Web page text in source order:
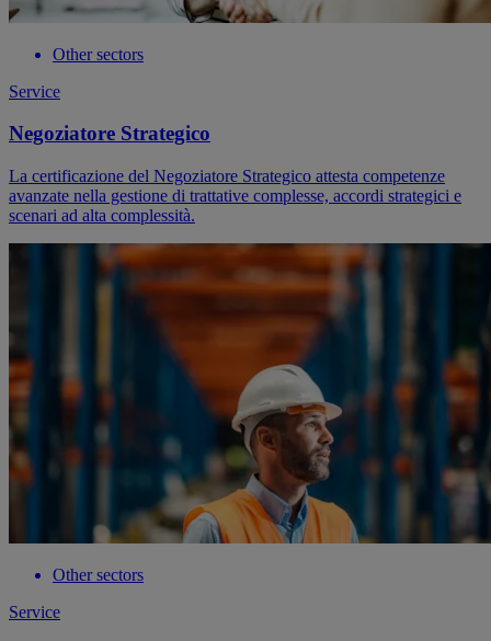
Other sectors
Service
Negoziatore Strategico
La certificazione del Negoziatore Strategico attesta competenze
avanzate nella gestione di trattative complesse, accordi strategici e
scenari ad alta complessità.
Other sectors
Service